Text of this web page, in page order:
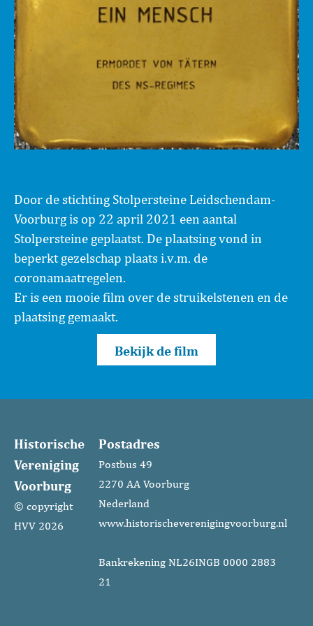
Door de stichting Stolpersteine Leidschendam-
Voorburg is op 22 april 2021 een aantal
Stolpersteine geplaatst. De plaatsing vond in
beperkt gezelschap plaats i.v.m. de
coronamaatregelen.
Er is een mooie film over de struikelstenen en de
plaatsing gemaakt.
Bekijk de film
Historische
Vereniging
Voorburg
© copyright
HVV 2026
Postadres
Postbus 49
2270 AA Voorburg
Nederland
www.historischeverenigingvoorburg.nl
Bankrekening NL26INGB 0000 2883
21